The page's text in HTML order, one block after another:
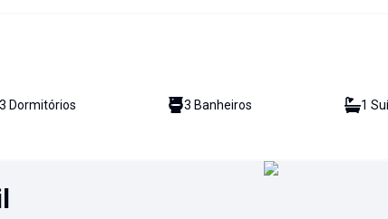
Dormitórios 3 Banheiros 1